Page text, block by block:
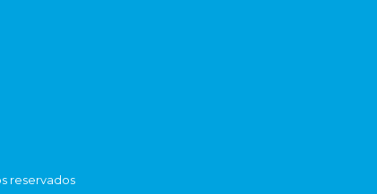
reservados